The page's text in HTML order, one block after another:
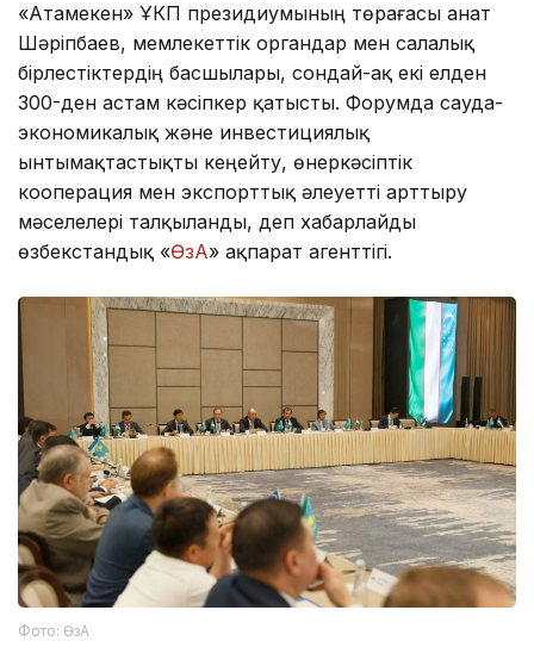
«Атамекен» ҰКП президиумының төрағасы Қанат
Шәріпбаев, мемлекеттік органдар мен салалық
бірлестіктердің басшылары, сондай-ақ екі елден
300-ден астам кәсіпкер қатысты. Форумда сауда-
экономикалық және инвестициялық
ынтымақтастықты кеңейту, өнеркәсіптік
кооперация мен экспорттық әлеуетті арттыру
мәселелері талқыланды, деп хабарлайды
өзбекстандық «ӨзА» ақпарат агенттігі.
Фото: ӨзА